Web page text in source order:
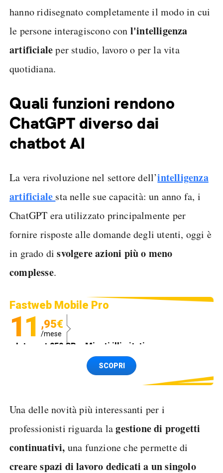
hanno ridisegnato completamente il modo in cui
le persone interagiscono con l'intelligenza
artificialeper studio, lavoro o per la vita
quotidiana.
Quali funzioni rendono
ChatGPT diverso dai
chatbot AI
La vera rivoluzione nel settore dell’intelligenza
artificiale sta nelle sue capacità: un anno fa, i
ChatGPT era utilizzato principalmente per
fornire risposte alle domande degli utenti, oggi è
in grado disvolgere azioni più o meno
complesse.
Fastweb Mobile Pro
11 ,95€
/mese
Internet 250 GB e Minuti illimitati
Spedizione SIM GRATISSCOPRI
Una delle novità più interessanti per i
professionisti riguarda lagestione di progetti
continuativi, una funzione che permette di
creare spazi di lavoro dedicati a un singolo